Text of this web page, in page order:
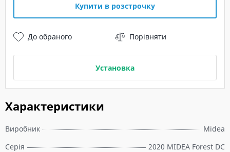
Характеристики
Виробник
Midea
Серія
2020 MIDEA Forest DC
Купити в розстрочку
До обраного Порівняти
Установка